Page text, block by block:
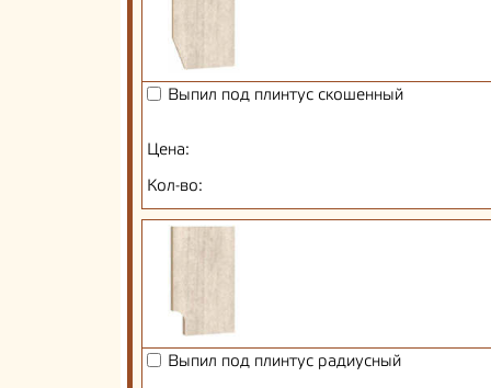
Выпил под плинтус скошенный
Цена:
Кол-во:
Выпил под плинтус радиусный